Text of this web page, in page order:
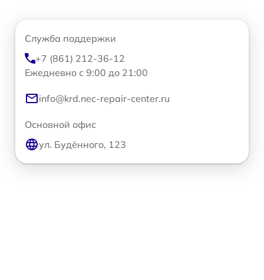
Служба поддержки
+7 (861) 212-36-12
Ежедневно с 9:00 до 21:00
info@krd.nec-repair-center.ru
Основной офис
ул. Будённого, 123